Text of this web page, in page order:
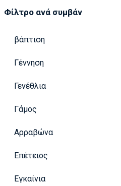
Φίλτρο ανά συμβάν
βάπτιση
Γέννηση
Γενέθλια
Γάμος
Αρραβώνα
Επέτειος
Εγκαίνια